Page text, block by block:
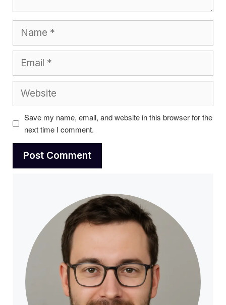
Save my name, email, and website in this browser for the
next time I comment.